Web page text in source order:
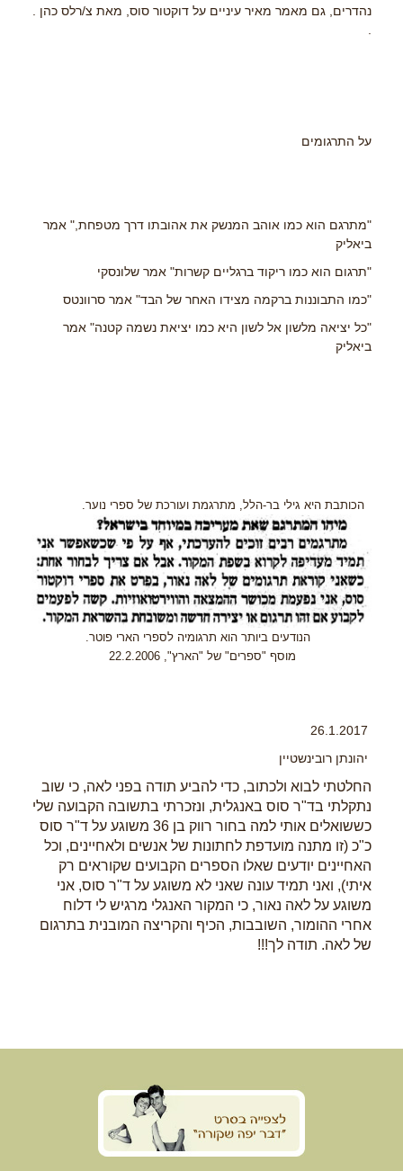
נהדרים, גם מאמר מאיר עיניים על דוקטור סוס, מאת צ/רלס כהן .
על התרגומים
"מתרגם הוא כמו אוהב המנשק את אהובתו דרך מטפחת," אמר
ביאליק
"תרגום הוא כמו ריקוד ברגליים קשרות" אמר שלונסקי
"כמו התבוננות ברקמה מצידו האחר של הבד" אמר סרוונטס
"כל יציאה מלשון אל לשון היא כמו יציאת נשמה קטנה" אמר
ביאליק
הכותבת היא גילי בר-הלל, מתרגמת ועורכת של ספרי נוער.
הנודעים ביותר הוא תרגומיה לספרי הארי פוטר.
מוסף "ספרים" של "הארץ", 22.2.2006
יהונתן רובינשטיין
החלטתי לבוא ולכתוב, כדי להביע תודה בפני לאה, כי שוב
נתקלתי בד"ר סוס באנגלית, ונזכרתי בתשובה הקבועה שלי
כששואלים אותי למה בחור רווק בן 36 משוגע על ד"ר סוס
כ"כ (זו מתנה מועדפת לחתונות של אנשים ולאחיינים, וכל
האחיינים יודעים שאלו הספרים הקבועים שקוראים רק
איתי), ואני תמיד עונה שאני לא משוגע על ד"ר סוס, אני
משוגע על לאה נאור, כי המקור האנגלי מרגיש לי דלוח
אחרי ההומור, השובבות, הכיף והקריצה המובנית בתרגום
של לאה. תודה לך!!!